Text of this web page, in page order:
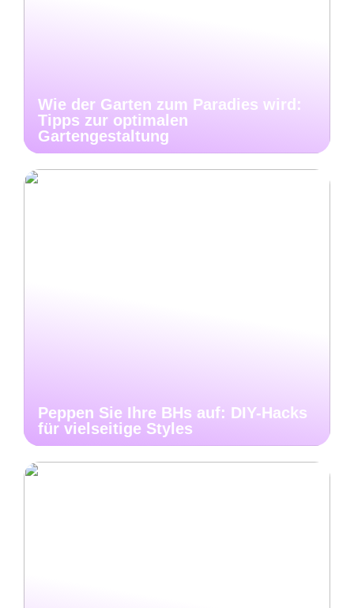
Wie der Garten zum Paradies wird:
Tipps zur optimalen
Gartengestaltung
Peppen Sie Ihre BHs auf: DIY-Hacks
für vielseitige Styles